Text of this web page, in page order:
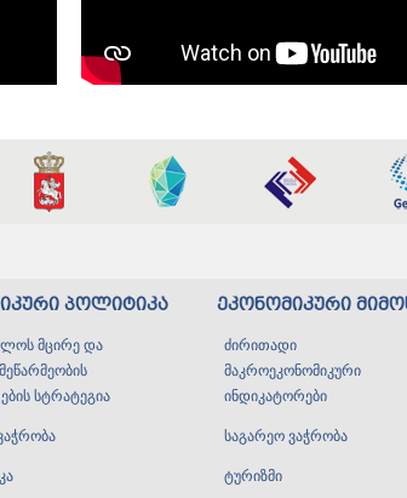
პოლიტიკა
მცირე და
სტრატეგია
ეკონომიკური
ძირითადი
მაკროეკონომიკური
ინდიკატორები
საგარეო ვაჭრობა
ტურიზმი